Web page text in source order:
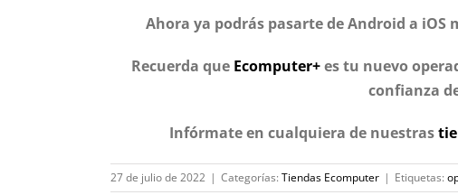
Ahora ya podrás pasarte de Android a
Recuerda que Ecomputer+es tu nuevo
confianza
Infórmate en cualquiera de nuestras
27 de julio de 2022 | Categorías: Tiendas Ecomputer | Etiquetas: